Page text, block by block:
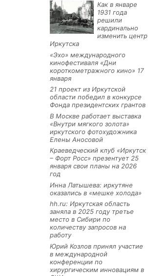
Как в январе
1931 года
решили
кардинально
изменить центр
Иркутска
«Эхо» международного
кинофестиваля «Дни
короткометражного кино» 17
января
21 проект из Иркутской
области победил в конкурсе
Фонда президентских грантов
В Москве работает выставка
«Внутри мягкого золота»
иркутского фотохудожника
Елены Аносовой
Краеведческий клуб «Иркутск
– Форт Росс» презентует 25
января свои планы на 2026
год
Инна Латышева: иркутяне
оказались в «мешке холода»
hh.ru: Иркутская область
заняла в 2025 году третье
место в Сибири по
количеству запросов на
работу
Юрий Козлов принял участие
в международной
конференции по
хирургическим инновациям в